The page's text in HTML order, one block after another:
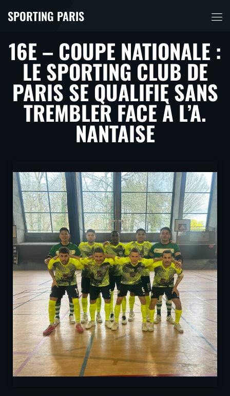
SPORTING PARIS
16E – COUPE NATIONALE :
LE SPORTING CLUB DE
PARIS SE QUALIFIE SANS
TREMBLER FACE À L’A.
NANTAISE